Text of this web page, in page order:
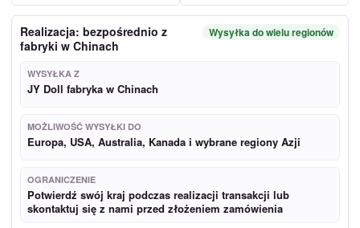
Realizacja: bezpośrednio z
fabryki w Chinach
Wysyłka do wielu regionów
WYSYŁKA Z
JY Doll fabryka w Chinach
MOŻLIWOŚĆ WYSYŁKI DO
Europa, USA, Australia, Kanada i wybrane regiony Azji
OGRANICZENIE
Potwierdź swój kraj podczas realizacji transakcji lub
skontaktuj się z nami przed złożeniem zamówienia